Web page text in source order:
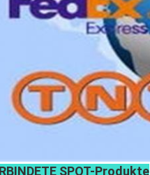
SPOT-Produkte